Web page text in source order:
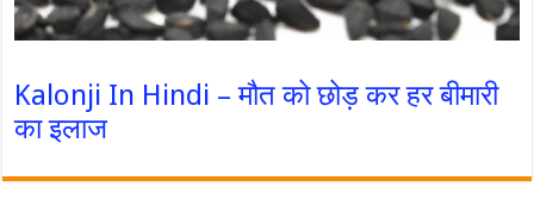
Kalonji In Hindi – मौत को छोड़ कर हर बीमारी
का इलाज